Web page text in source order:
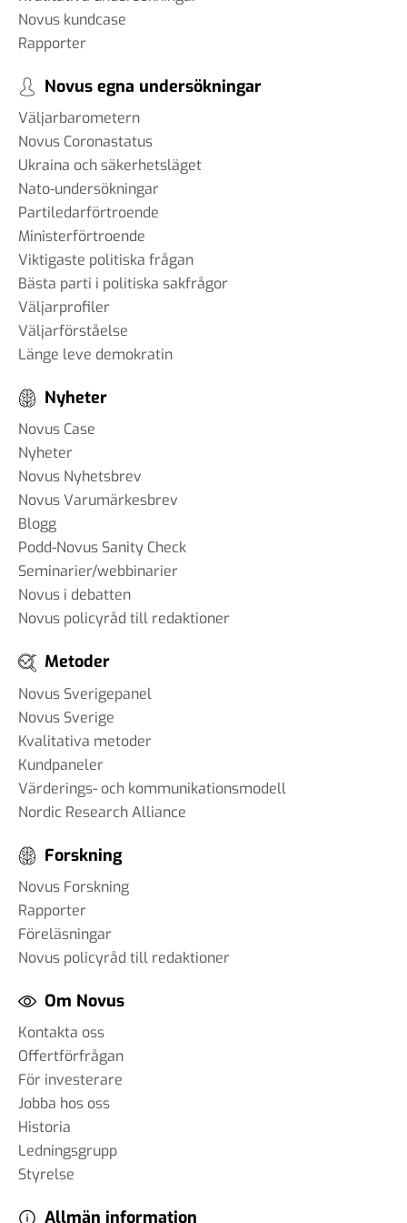
Novus kundcase
Rapporter
Novus egna undersökningar
Väljarbarometern
Novus Coronastatus
Ukraina och säkerhetsläget
Nato-undersökningar
Partiledarförtroende
Ministerförtroende
Viktigaste politiska frågan
Bästa parti i politiska sakfrågor
Väljarprofiler
Väljarförståelse
Länge leve demokratin
Nyheter
Novus Case
Nyheter
Novus Nyhetsbrev
Novus Varumärkesbrev
Blogg
Podd-Novus Sanity Check
Seminarier/webbinarier
Novus i debatten
Novus policyråd till redaktioner
Metoder
Novus Sverigepanel
Novus Sverige
Kvalitativa metoder
Kundpaneler
Värderings- och kommunikationsmodell
Nordic Research Alliance
Forskning
Novus Forskning
Rapporter
Föreläsningar
Novus policyråd till redaktioner
Om Novus
Kontakta oss
Offertförfrågan
För investerare
Jobba hos oss
Historia
Ledningsgrupp
Styrelse
Allmän information